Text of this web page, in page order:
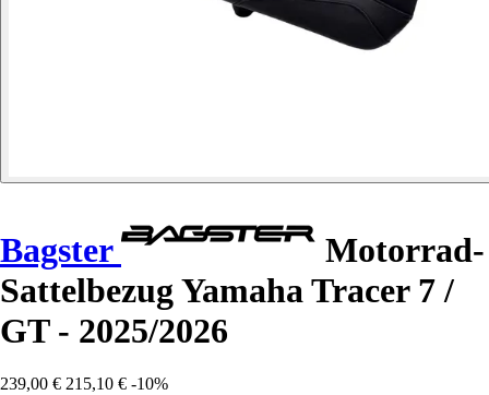
Bagster
Motorrad-
Sattelbezug Yamaha Tracer 7 /
GT - 2025/2026
239,00 € 215,10 € -10%